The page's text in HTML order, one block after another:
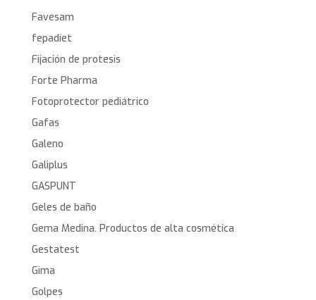
Favesam
fepadiet
Fijación de protesis
Forte Pharma
Fotoprotector pediátrico
Gafas
Galeno
Galiplus
GASPUNT
Geles de baño
Gema Medina. Productos de alta cosmética
Gestatest
Gima
Golpes